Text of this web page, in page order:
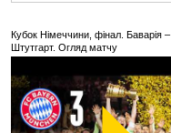
Кубок Німеччини, фінал. Баварія –
Штутгарт. Огляд матчу